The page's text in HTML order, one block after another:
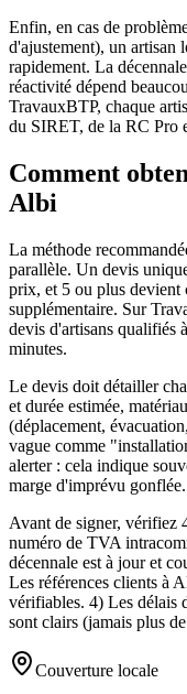
Enfin, en cas de
d'ajustement), un artisan
rapidement. La
réactivité dépend
TravauxBTP, chaque
du SIRET, de la RC Pro
Comment
Albi
La méthode
parallèle. Un devis
prix, et 5 ou plus devient
supplémentaire. Sur
devis d'artisans qualifiés
minutes.
Le devis doit détailler
et durée estimée,
(déplacement,
vague comme
alerter : cela indique
marge d'imprévu gonflée.
Avant de signer, vérifiez
numéro de TVA
décennale est à jour et
Les références clients à
vérifiables. 4) Les délais
sont clairs (jamais plus
Couverture locale